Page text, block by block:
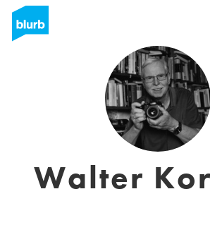
Walter